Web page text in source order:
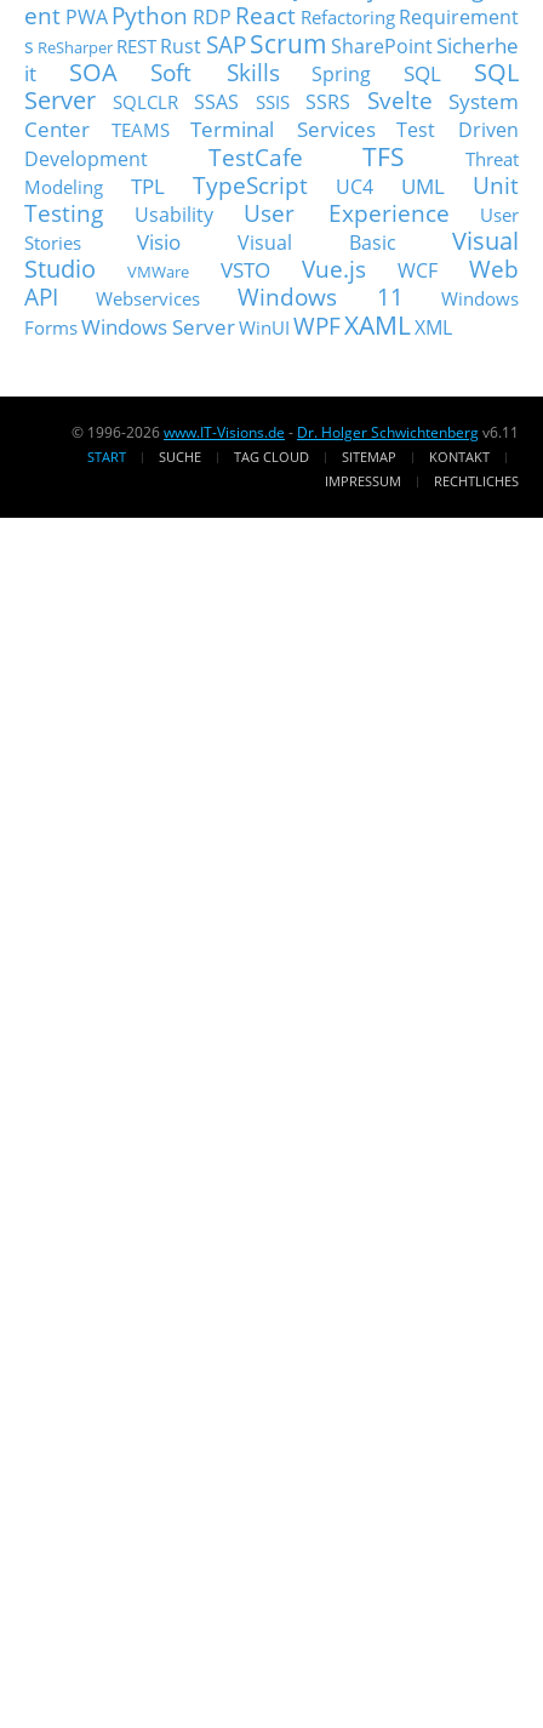
ent PWA Python RDP React Refactoring Requirement
s ReSharper RESTRust SAPScrum SharePointSicherhe
it
SOA Soft Skills Spring SQL
SQL
Server
SQLCLR SSAS SSIS SSRS Svelte
System
Center
TEAMS Terminal Services
Test Driven
Development
TestCafe TFS
Threat
Modeling
TPL TypeScript UC4 UML
Unit
Testing
Usability User Experience
User
Stories
Visio Visual Basic
Visual
Studio
VMWare VSTO Vue.js WCF
Web
API
Webservices Windows 11
Windows
FormsWindows ServerWinUI WPFXAMLXML
© 1996-2026www.IT-Visions.de - Dr. Holger Schwichtenbergv6.11
START SUCHE TAG CLOUD SITEMAP
KONTAKT
IMPRESSUM
RECHTLICHES